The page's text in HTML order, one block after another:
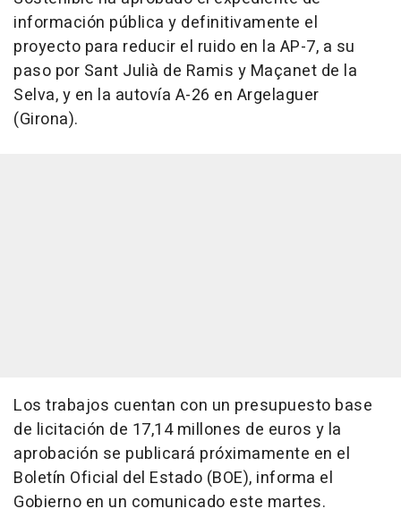
información pública y definitivamente el
proyecto para reducir el ruido en la AP-7, a su
paso por Sant Julià de Ramis y Maçanet de la
Selva, y en la autovía A-26 en Argelaguer
(Girona).
Los trabajos cuentan con un presupuesto base
de licitación de 17,14 millones de euros y la
aprobación se publicará próximamente en el
Boletín Oficial del Estado (BOE), informa el
Gobierno en un comunicado este martes.